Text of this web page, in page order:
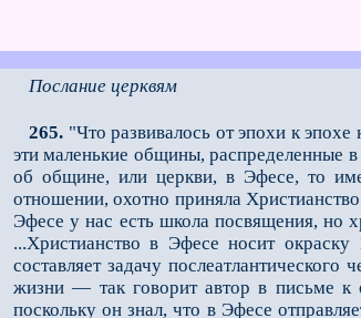
Послание церквям
265. "Что развивалось от эпохи к
эти маленькие общины, распределенные
об общине, или церкви, в Эфесе, то
отношении, охотно приняла
Эфесе у нас есть школа посвящения, но
...Христианство в Эфесе носит
составляет задачу
жизни — так говорит автор в письме к
поскольку он знал, что в Эфесе